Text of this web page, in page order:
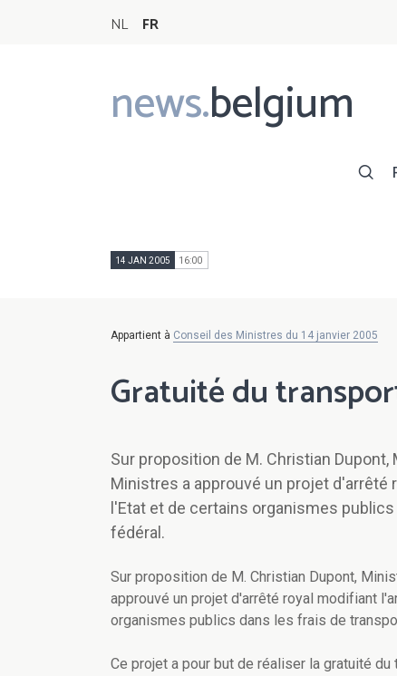
NL FR
news.belgium
Main
navigation
14 JAN 2005 16:00
Appartient à Conseil des Ministres du 14 janvier 2005
Gratuité du
Sur proposition de M. Christian
Ministres a approuvé un projet
l'Etat et de certains organismes
fédéral.
Sur proposition de M. Christian Dupont,
approuvé un projet d'arrêté royal modifiant
organismes publics dans les frais de
Ce projet a pour but de réaliser la gratuité